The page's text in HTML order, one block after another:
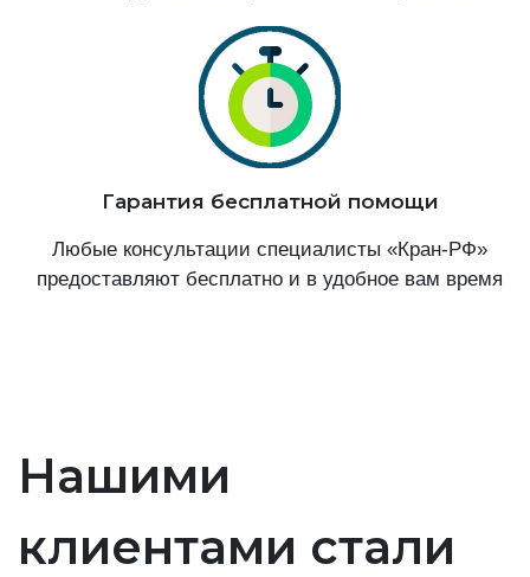
Гарантия бесплатной помощи
Любые консультации специалисты «Кран-РФ»
предоставляют бесплатно и в удобное вам время
Нашими
клиентами стали